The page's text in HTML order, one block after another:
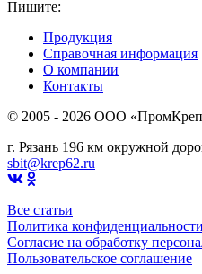
Пишите:
Продукция
Справочная информация
О компании
Контакты
© 2005 - 2026 OOO
г. Рязань 196 км окружной
sbit@krep62.ru
Все статьи
Политика конфиденциальности
Согласие на обработку
Пользовательское соглашение